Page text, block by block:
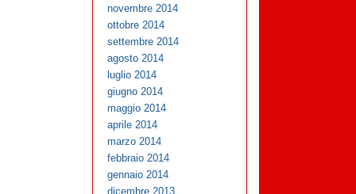
novembre 2014
ottobre 2014
settembre 2014
agosto 2014
luglio 2014
giugno 2014
maggio 2014
aprile 2014
marzo 2014
febbraio 2014
gennaio 2014
dicembre 2013